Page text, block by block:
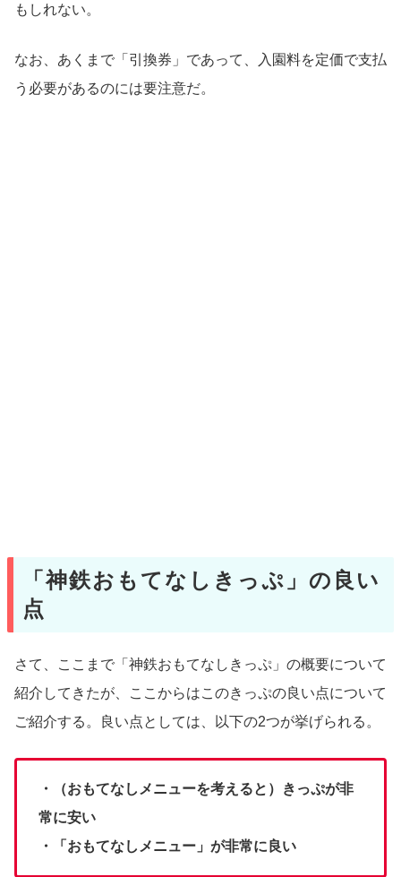
もしれない。
なお、あくまで「引換券」であって、入園料を定価で支払
う必要があるのには要注意だ。
「神鉄おもてなしきっぷ」の良い
点
さて、ここまで「神鉄おもてなしきっぷ」の概要について
紹介してきたが、ここからはこのきっぷの良い点について
ご紹介する。良い点としては、以下の2つが挙げられる。
・（おもてなしメニューを考えると）きっぷが非
常に安い
・「おもてなしメニュー」が非常に良い